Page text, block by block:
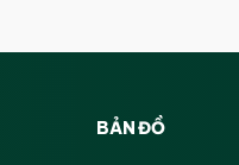
BẢN ĐỒ